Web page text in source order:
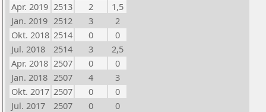
Apr. 2019 2513 2
1,5
Jan. 2019 2512 3
2
Okt. 2018 2514 0
0
Jul. 2018
2514 3
2,5
Apr. 2018 2507 0
0
Jan. 2018 2507 4
3
Okt. 2017 2507 0
0
Jul. 2017
2507 0
0